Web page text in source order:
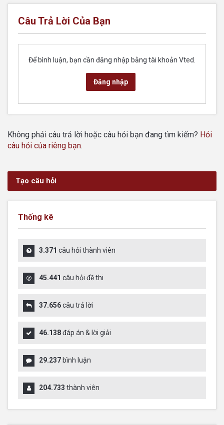
Câu Trả Lời Của Bạn
Để bình luận, bạn cần đăng nhập bằng tài khoản Vted.
Đăng nhập
Không phải câu trả lời hoặc câu hỏi bạn đang tìm kiếm? Hỏi
câu hỏi của riêng bạn.
Tạo câu hỏi
Thống kê
3.371 câu hỏi thành viên
45.441 câu hỏi đề thi
37.656câu trả lời
46.138đáp án & lời giải
29.237 bình luận
204.733 thành viên